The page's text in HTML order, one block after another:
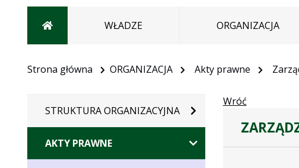
Strona głównaWŁADZE ORGANIZACJA
Strona główna ORGANIZACJA Akty prawne
STRUKTURA ORGANIZACYJNA
AKTY PRAWNE
Wróć